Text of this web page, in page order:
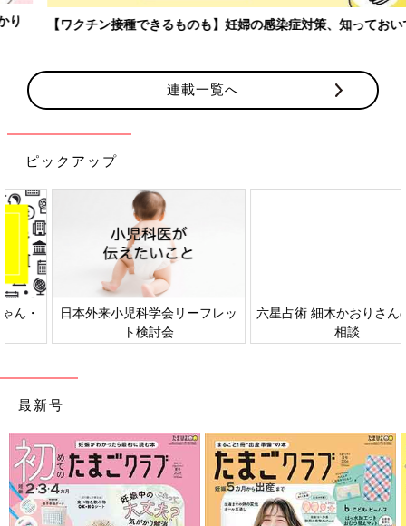
【ワクチン接種できるものも】妊婦の感染症対策、知っておいて！
連載一覧へ
ピックアップ
日本外来小児科学会リーフレッ
ト検討会
六星占術 細木かおりさんの人生
最新号